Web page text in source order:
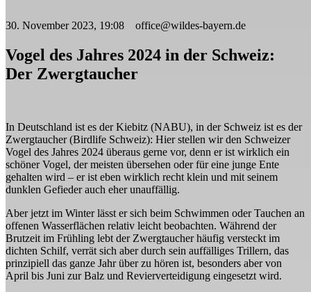
30. November 2023, 19:08 office@wildes-bayern.de
Vogel des Jahres 2024 in der Schweiz:
Der Zwergtaucher
In Deutschland ist es der Kiebitz (NABU), in der Schweiz ist es der
Zwergtaucher (Birdlife Schweiz): Hier stellen wir den Schweizer
Vogel des Jahres 2024 überaus gerne vor, denn er ist wirklich ein
schöner Vogel, der meisten übersehen oder für eine junge Ente
gehalten wird – er ist eben wirklich recht klein und mit seinem
dunklen Gefieder auch eher unauffällig.
Aber jetzt im Winter lässt er sich beim Schwimmen oder Tauchen an
offenen Wasserflächen relativ leicht beobachten. Während der
Brutzeit im Frühling lebt der Zwergtaucher häufig versteckt im
dichten Schilf, verrät sich aber durch sein auffälliges Trillern, das
prinzipiell das ganze Jahr über zu hören ist, besonders aber von
April bis Juni zur Balz und Revierverteidigung eingesetzt wird.